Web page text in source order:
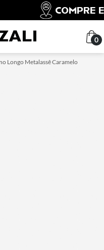
E RETIRE
0
Longo Metalassê Caramelo